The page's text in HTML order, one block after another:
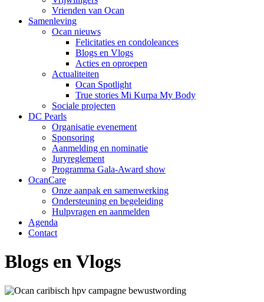
Vrienden van Ocan
Samenleving
Ocan nieuws
Felicitaties en condoleances
Blogs en Vlogs
Acties en oproepen
Actualiteiten
Ocan Spotlight
True stories Mi Kurpa My Body
Sociale projecten
DC Pearls
Organisatie evenement
Sponsoring
Aanmelding en nominatie
Juryreglement
Programma Gala-Award show
OcanCare
Onze aanpak en samenwerking
Ondersteuning en begeleiding
Hulpvragen en aanmelden
Agenda
Contact
Blogs en Vlogs